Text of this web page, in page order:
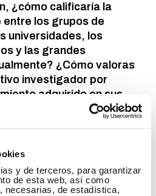
y de terceros, para garantizar
de esta web, así como
necesarias, de estadística,
¿cómo calificaría la
los grupos de
universidades, los
y las grandes
¿Cómo valoras
investigador por
adquirido en sus
y sociedad?
por nuestro punto de
innovación y ciencia en
cuenta la
de universidades,